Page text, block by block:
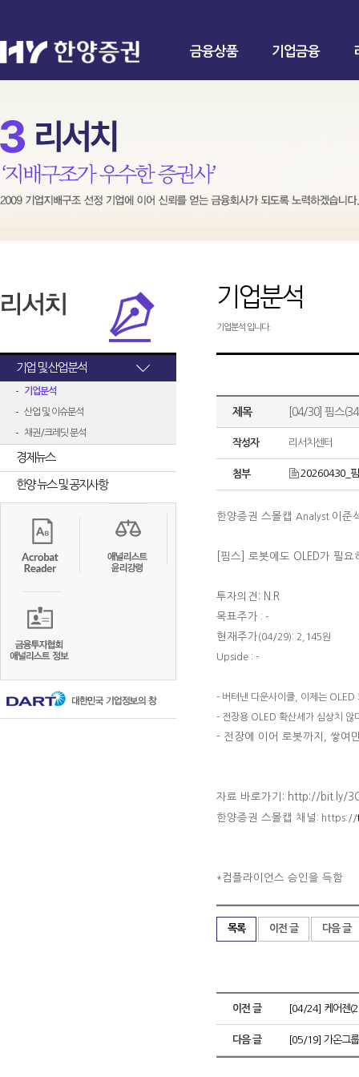
금융상품 기업금융
기업 및 산업분석
기업분석
산업 및 이슈분석
채권/크레딧 분석
경제뉴스
한양 뉴스 및 공지사항
기업분석
기업분석 입니다.
제목 [04/30] 핌스
작성자 리서치센터
첨부 20260430_
한양증권 스몰캡 Analyst 이준
[핌스] 로봇에도 OLED가 필요
투자의견: N.R
목표주가 : -
현재주가(04/29): 2,145원
Upside : -
- 버텨낸 다운사이클, 이제는 OLED
- 전장용 OLED 확산세가 심상치
- 전장에 이어 로봇까지, 쌓여
자료 바로가기: http://bit.ly/
한양증권 스몰캡 채널 : https://
*컴플라이언스 승인을 득함
목록 이전 글 다음 글
이전 글 [04/24] 케어젠
다음 글 [05/19] 가온그